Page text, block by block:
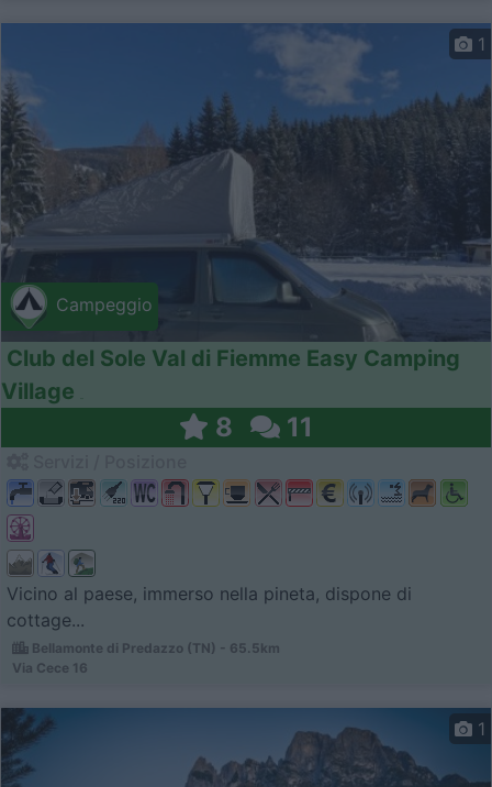
Campeggio
1
Club del Sole Val di Fiemme Easy Camping
Village
8 11
Vicino al paese, immerso nella pineta, dispone di
cottage...
Bellamonte di Predazzo (TN) - 65.5km
Via Cece 16
1